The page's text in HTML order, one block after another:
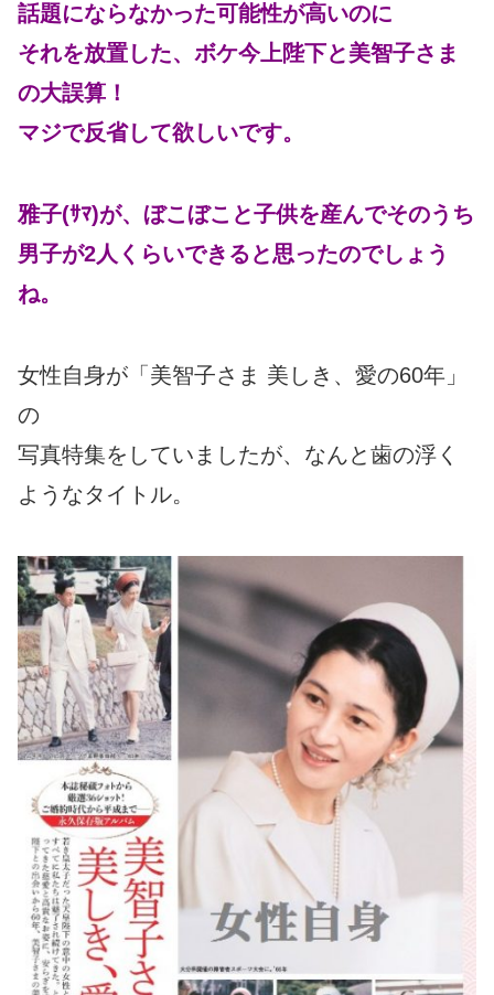
話題にならなかった可能性が高いのに
それを放置した、ボケ今上陛下と美智子さま
の大誤算！
マジで反省して欲しいです。
雅子(ｻﾏ)が、ぼこぼこと子供を産んでそのうち
男子が2人くらいできると思ったのでしょう
ね。
女性自身が「美智子さま 美しき、愛の60年」
の
写真特集をしていましたが、なんと歯の浮く
ようなタイトル。